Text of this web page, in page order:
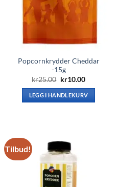
Popcornkrydder Cheddar
-15g
kr25.00 Opprinnelig
var:
kr25.00.
kr10.00Nåværende
er:
kr10.00.
LEGG I HANDLEKURV
Tilbud!